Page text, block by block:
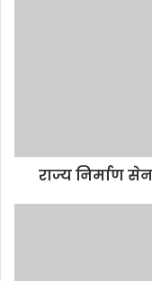
राज्य निर्माण